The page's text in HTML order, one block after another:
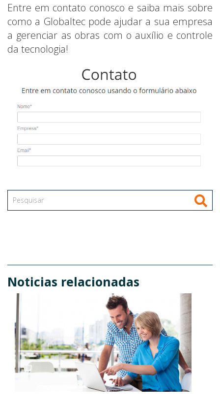
Entre em contato conosco e saiba mais sobre
como a Globaltec pode ajudar a sua empresa
a gerenciar as obras com o auxílio e controle
da tecnologia!
Noticias relacionadas